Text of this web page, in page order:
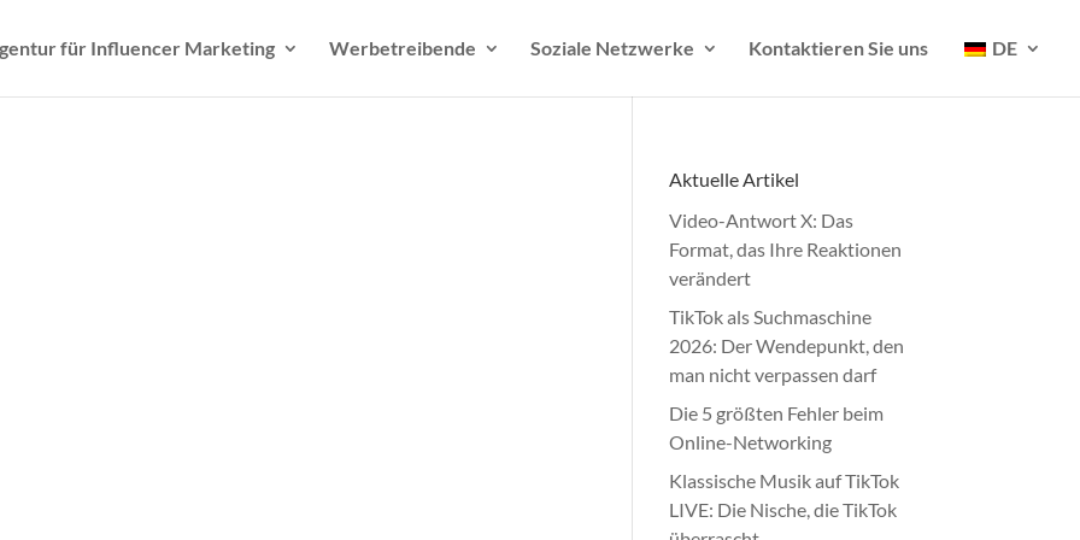
für Influencer Marketing Werbetreibende Soziale Netzwerke Kontaktieren Sie uns DE
Aktuelle Artikel
Video-Antwort X: Das
Format, das Ihre Reaktionen
verändert
TikTok als Suchmaschine
2026: Der Wendepunkt, den
man nicht verpassen darf
Die 5 größten Fehler beim
Online-Networking
Klassische Musik auf TikTok
LIVE: Die Nische, die TikTok